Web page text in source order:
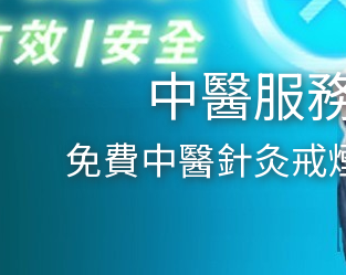
中醫服
免費中醫針灸戒